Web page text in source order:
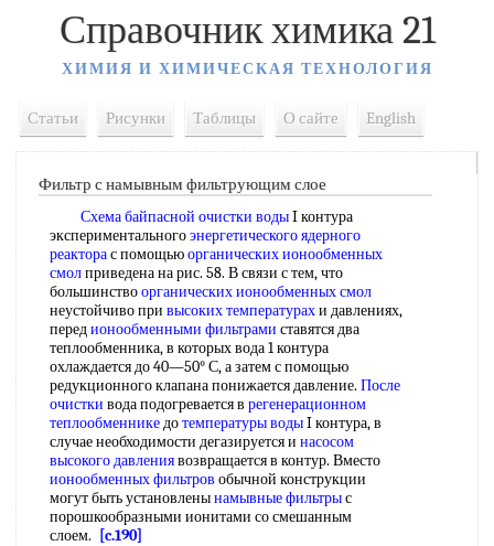
Справочник химика 21
ХИМИЯ И ХИМИЧЕСКАЯ ТЕХНОЛОГИЯ
Статьи Рисунки Таблицы О сайте English
Фильтр с намывным фильтрующим слое
Схема байпасной очистки водыI контура
экспериментальногоэнергетического ядерного
реакторас помощьюорганических ионообменных
смолприведена на рис. 58. В связи с тем, что
большинствоорганических ионообменных смол
неустойчиво при высоких температурахи давлениях,
передионообменными фильтрами ставятся два
теплообменника, в которых вода 1 контура
охлаждается до 40—50° С, а затем с помощью
редукционного клапана понижается давление. После
очистки вода подогревается в регенерационном
теплообменникедотемпературы водыI контура, в
случае необходимости дегазируется и насосом
высокого давлениявозвращается в контур. Вместо
ионообменных фильтров обычной конструкции
могут быть установленынамывные фильтрыс
порошкообразными ионитами со смешанным
слоем.
[c.190]